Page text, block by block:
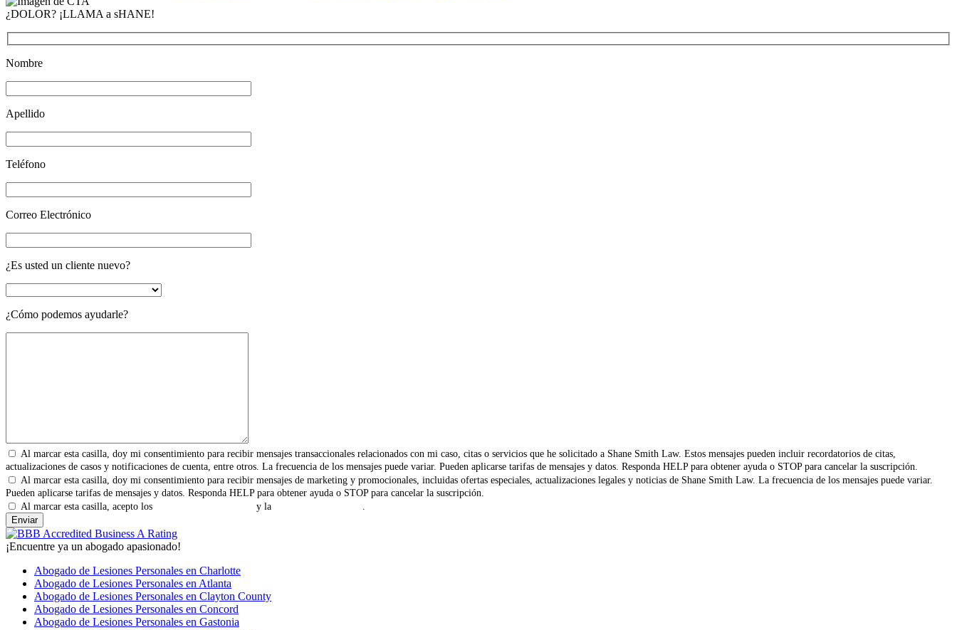
¿DOLOR? ¡LLAMA a sHANE!
Nombre
Apellido
Teléfono
Correo Electrónico
¿Es usted un cliente nuevo?
¿Cómo podemos ayudarle?
Al marcar esta casilla, doy mi consentimiento para recibir mensajes transaccionales relacionados con mi caso, citas o servicios que he solicitado a Shane Smith Law. Estos mensajes pueden incluir recordatorios de citas,
actualizaciones de casos y notificaciones de cuenta, entre otros. La frecuencia de los mensajes puede variar. Pueden aplicarse tarifas de mensajes y datos. Responda HELP para obtener ayuda o STOP para cancelar la suscripción.
Al marcar esta casilla, doy mi consentimiento para recibir mensajes de marketing y promocionales, incluidas ofertas especiales, actualizaciones legales y noticias de Shane Smith Law. La frecuencia de los mensajes puede variar.
Pueden aplicarse tarifas de mensajes y datos. Responda HELP para obtener ayuda o STOP para cancelar la suscripción.
Al marcar esta casilla, acepto los
y la .
¡Encuentre ya un abogado apasionado!
Abogado de Lesiones Personales en Charlotte
Abogado de Lesiones Personales en Atlanta
Abogado de Lesiones Personales en Clayton County
Abogado de Lesiones Personales en Concord
Abogado de Lesiones Personales en Gastonia